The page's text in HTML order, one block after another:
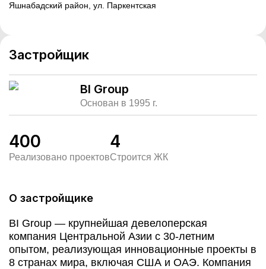
Яшнабадский район, ул. Паркентская
Застройщик
BI Group
Основан в 1995 г.
400
Реализовано проектов
4
Строится ЖК
О застройщике
BI Group — крупнейшая девелоперская
компания Центральной Азии с 30-летним
опытом, реализующая инновационные проекты в
8 странах мира, включая США и ОАЭ. Компания